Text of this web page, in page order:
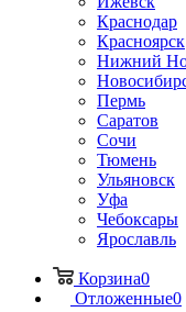
Краснодар
Красноярск
Нижний
Пермь
Саратов
Сочи
Тюмень
Ульяновск
Уфа
Чебоксары
Ярославль
Корзина0
Отложенные0